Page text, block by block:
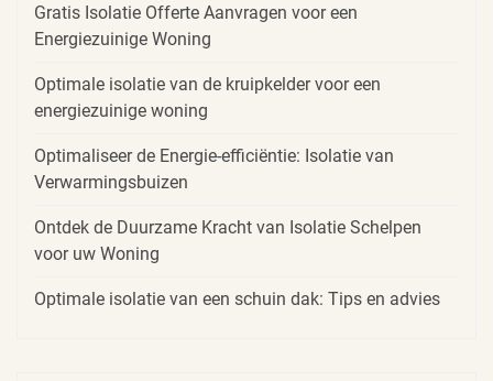
Gratis Isolatie Offerte Aanvragen voor een
Energiezuinige Woning
Optimale isolatie van de kruipkelder voor een
energiezuinige woning
Optimaliseer de Energie-efficiëntie: Isolatie van
Verwarmingsbuizen
Ontdek de Duurzame Kracht van Isolatie Schelpen
voor uw Woning
Optimale isolatie van een schuin dak: Tips en advies